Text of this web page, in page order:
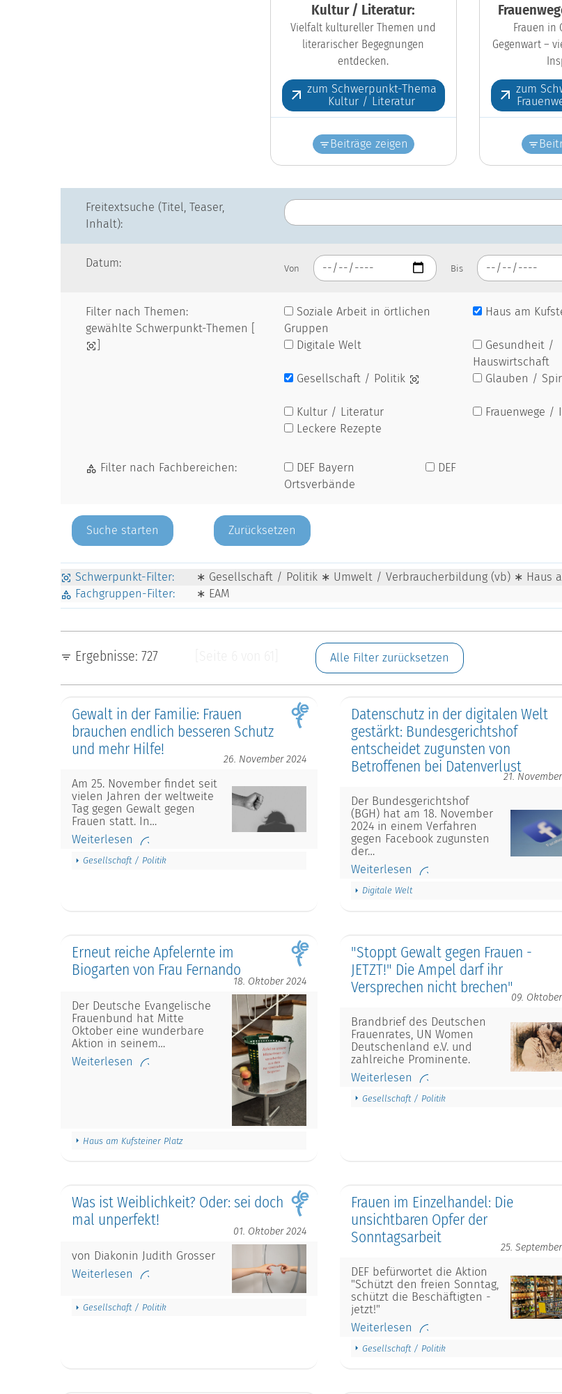
Kultur / Literatur:
Vielfalt kultureller Themen und
literarischer Begegnungen
entdecken.
zum Schwerpunkt-Thema
Kultur / Literatur
Beiträge zeigen
Frauen in
Gegenwart –
zum
Freitextsuche (Titel, Teaser,
Inhalt):
Datum: Von Bis
Filter nach Themen:
gewählte Schwerpunkt-Themen [
Soziale Arbeit in örtlichen
Gruppen
Haus am
Digitale Welt
Gesundheit /
Hauswirtschaft
Gesellschaft / Politik Glauben /
Kultur / Literatur
Frauenwege /
Leckere Rezepte
Filter nach Fachbereichen:
DEF Bayern
Ortsverbände
DEF
Zurücksetzen
Schwerpunkt-Filter:
∗ Gesellschaft / Politik ∗ Umwelt / Verbraucherbildung (vb) ∗ Haus
Fachgruppen-Filter:
∗ EAM
Ergebnisse: 727 Alle Filter zurücksetzen
Gewalt in der Familie: Frauen
brauchen endlich besseren Schutz
und mehr Hilfe!
26. November 2024
Am 25. November findet seit
vielen Jahren der weltweite
Tag gegen Gewalt gegen
Frauen statt. In…
Weiterlesen
Gesellschaft / Politik
Datenschutz in der digitalen Welt
gestärkt: Bundesgerichtshof
entscheidet zugunsten von
Betroffenen bei Datenverlust
21.
Der Bundesgerichtshof
(BGH) hat am 18. November
2024 in einem Verfahren
gegen Facebook zugunsten
der…
Weiterlesen
Digitale Welt
Erneut reiche Apfelernte im
Biogarten von Frau Fernando
18. Oktober 2024
Der Deutsche Evangelische
Frauenbund hat Mitte
Oktober eine wunderbare
Aktion in seinem…
Weiterlesen
Haus am Kufsteiner Platz
"Stoppt Gewalt gegen Frauen -
JETZT!" Die Ampel darf ihr
Versprechen nicht brechen"
09.
Brandbrief des Deutschen
Frauenrates, UN Women
Deutschenland e.V. und
zahlreiche Prominente.
Weiterlesen
Gesellschaft / Politik
Was ist Weiblichkeit? Oder: sei doch
mal unperfekt!
01. Oktober 2024
von Diakonin Judith Grosser
Weiterlesen
Gesellschaft / Politik
Frauen im Einzelhandel: Die
unsichtbaren Opfer der
Sonntagsarbeit
25.
DEF befürwortet die Aktion
"Schützt den freien Sonntag,
schützt die Beschäftigten -
jetzt!"
Weiterlesen
Gesellschaft / Politik